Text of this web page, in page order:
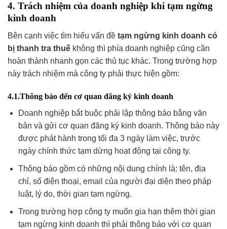
4. Trách nhiệm của doanh nghiệp khi tạm ngừng
kinh doanh
Bên cạnh việc tìm hiểu vấn đề tạm ngừng kinh doanh có
bị thanh tra thuế không thì phía doanh nghiệp cũng cần
hoàn thành nhanh gọn các thủ tục khác. Trong trường hợp
này trách nhiệm mà công ty phải thực hiện gồm:
4.1.Thông báo đến cơ quan đăng ký kinh doanh
Doanh nghiệp bắt buộc phải lập thông báo bằng văn
bản và gửi cơ quan đăng ký kinh doanh. Thông báo này
được phát hành trong tối đa 3 ngày làm việc, trước
ngày chính thức tạm dừng hoạt động tại công ty.
Thông báo gồm có những nội dung chính là: tên, địa
chỉ, số điện thoại, email của người đại diện theo pháp
luật, lý do, thời gian tạm ngừng.
Trong trường hợp công ty muốn gia hạn thêm thời gian
tạm ngừng kinh doanh thì phải thông báo với cơ quan